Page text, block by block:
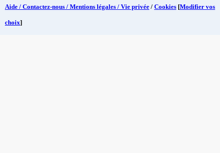
Aide / Contactez-nous / Mentions légales / Vie privée / Cookies [Modifier vos
choix]